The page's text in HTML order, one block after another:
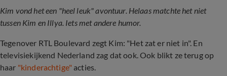
Kim vond het een "heel leuk" avontuur. Helaas matchte het niet
tussen Kim en Illya. Iets met andere humor.
Tegenover RTL Boulevard zegt Kim: "Het zat er niet in". En
televisiekijkend Nederland zag dat ook. Ook blikt ze terug op
haar "kinderachtige" acties.